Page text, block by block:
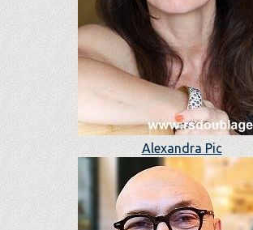
Alexandra Pic